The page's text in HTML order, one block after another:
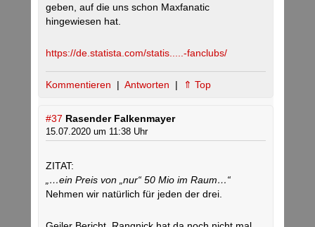
geben, auf die uns schon Maxfanatic
hingewiesen hat.
https://de.statista.com/statis.....-fanclubs/
Kommentieren | Antworten | ⇑ Top
#37 Rasender Falkenmayer
15.07.2020 um 11:38 Uhr
ZITAT:
„…ein Preis von „nur“ 50 Mio im Raum…“
Nehmen wir natürlich für jeden der drei.